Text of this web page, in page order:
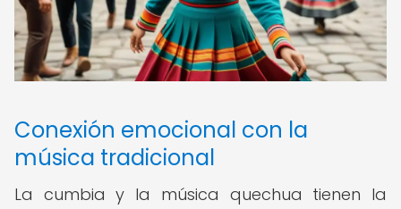
Conexión emocional con la
música tradicional
La cumbia y la música quechua tienen la